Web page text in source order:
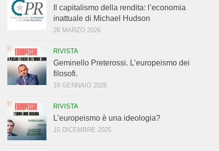
Il capitalismo della rendita: l’economia
inattuale di Michael Hudson
26 MARZO 2026
RIVISTA
Geminello Preterossi. L’europeismo dei
filosofi.
19 GENNAIO 2026
RIVISTA
L’europeismo è una ideologia?
15 DICEMBRE 2025